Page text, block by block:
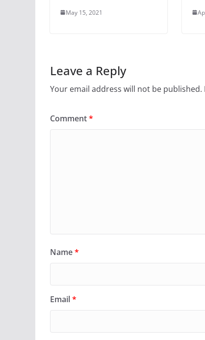
May 15, 2021
Leave a Reply
Your email address will not be published.
Comment*
Name*
Email*